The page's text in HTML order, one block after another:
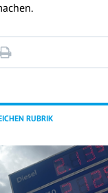
RUBRIK